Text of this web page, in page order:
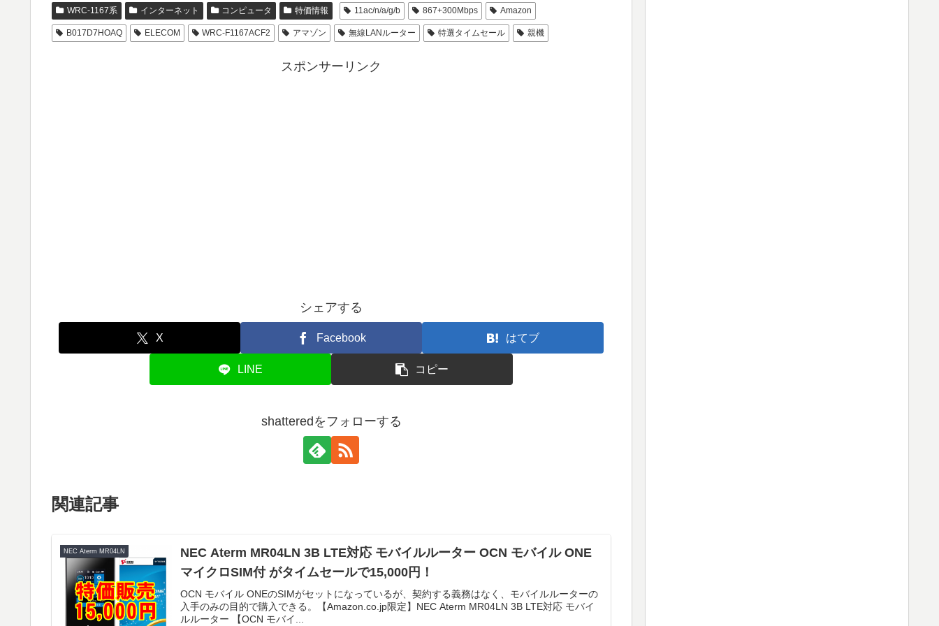
WRC-1167系 インターネット コンピュータ 特価情報 11ac/n/a/g/b 867+300Mbps Amazon
B017D7HOAQ ELECOM WRC-F1167ACF2 アマゾン 無線LANルーター 特選タイムセール 親機
スポンサーリンク
シェアする
X Facebook はてブ
LINE コピー
shatteredをフォローする
関連記事
NEC Aterm MR04LN
NEC Aterm MR04LN 3B LTE対応 モバイルルーター OCN モバイル ONE
マイクロSIM付 がタイムセールで15,000円！
OCN モバイル ONEのSIMがセットになっているが、契約する義務はなく、モバイルルーターの
入手のみの目的で購入できる。【Amazon.co.jp限定】NEC Aterm MR04LN 3B LTE対応 モバイ
ルルーター 【OCN モバイ...